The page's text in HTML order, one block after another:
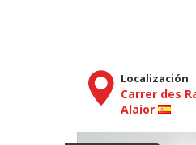
Localización
Carrer des
Alaior